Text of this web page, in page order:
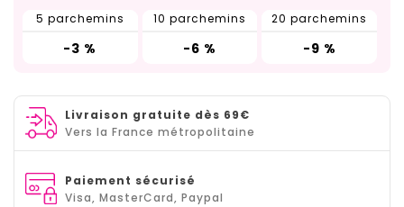
5 parchemins
-3 %
10 parchemins
-6 %
20 parchemins
-9 %
Livraison gratuite dès 69€
Vers la France métropolitaine
Paiement sécurisé
Visa, MasterCard, Paypal